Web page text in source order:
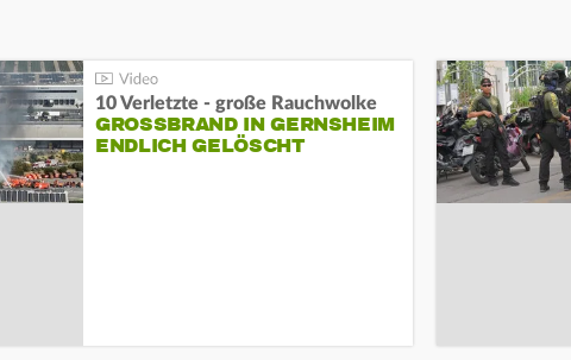
10 Verletzte - große Rauchwolke
GROSSBRAND IN GERNSHEIM E
NDLICH GELÖSCHT